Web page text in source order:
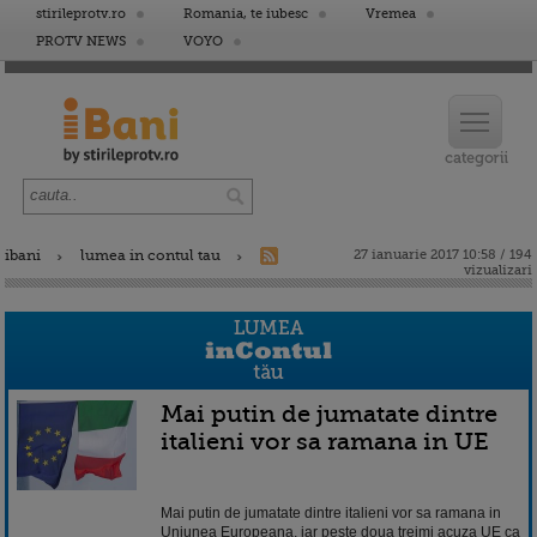
stirileprotv.ro Romania, te iubesc
Vremea
PROTV NEWS
VOYO
ibani lumea in contul tau
27 ianuarie 2017 10:58 / 194
vizualizari
Mai putin de jumatate dintre
italieni vor sa ramana in UE
Mai putin de jumatate dintre italieni vor sa ramana in
Uniunea Europeana, iar peste doua treimi acuza UE ca